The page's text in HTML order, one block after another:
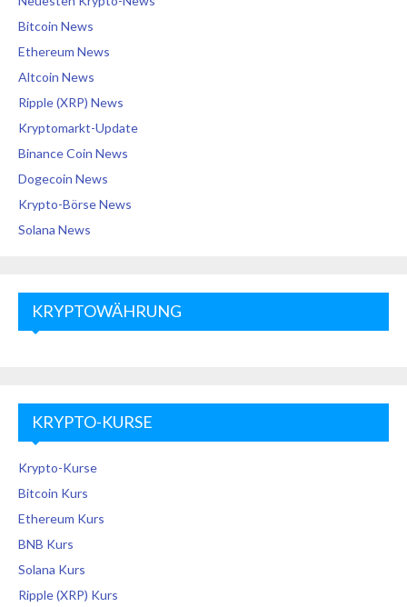
Bitcoin News
Ethereum News
Altcoin News
Ripple (XRP) News
Kryptomarkt-Update
Binance Coin News
Dogecoin News
Krypto-Börse News
Solana News
KRYPTOWÄHRUNG
KRYPTO-KURSE
Krypto-Kurse
Bitcoin Kurs
Ethereum Kurs
BNB Kurs
Solana Kurs
Ripple (XRP) Kurs